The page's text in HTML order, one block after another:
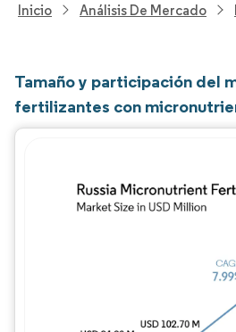
Inicio Análisis De Mercado
Tamaño y participación del
fertilizantes con